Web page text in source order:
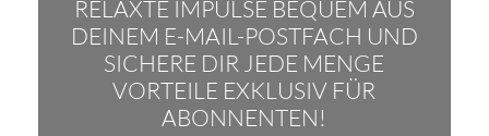
RELAXTE IMPULSE BEQUEM AUS
DEINEM E-MAIL-POSTFACH UND
SICHERE DIR JEDE MENGE
VORTEILE EXKLUSIV FÜR
ABONNENTEN!